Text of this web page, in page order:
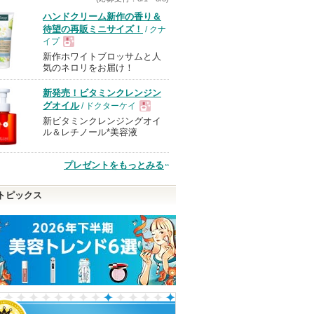
ハンドクリーム新作の香り＆
待望の再販ミニサイズ！ / クナ
イプ
現
品
新作ホワイトブロッサムと人
気のネロリをお届け！
新発売！ビタミンクレンジン
グオイル/ ドクターケイ
現
品
新ビタミンクレンジングオイ
ル＆レチノール*美容液
プレゼントをもっとみる
ピックス